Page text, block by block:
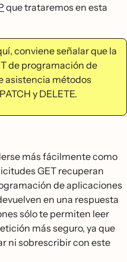
que trataremos en esta
conviene señalar que la
de programación de
asistencia métodos
y DELETE.
más fácilmente como
GET recuperan
de aplicaciones
en una respuesta
sólo te permiten leer
más seguro, ya que
ni sobrescribir con este